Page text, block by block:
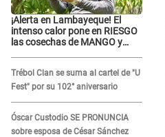
¡Alerta en Lambayeque! El
intenso calor pone en RIESGO
las cosechas de MANGO y
Trébol Clan se suma al cartel de "U
Fest" por su 102° aniversario
Óscar Custodio SE PRONUNCIA
sobre esposa de César Sánchez